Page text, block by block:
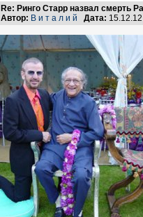
Re: Ринго Старр назвал смерть
Автор: В и т а л и й Дата: